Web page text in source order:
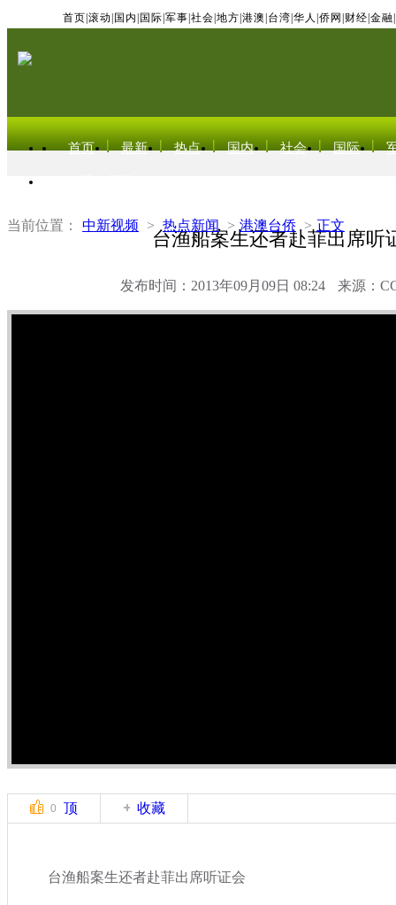
首页 滚动 国内 国际 军事 社会 地方 港澳 台湾 华人 侨网 财经 金融
首页 最新 热点 国内 社会 国际
当前位置： 中新视频 > 热点新闻 > 港澳台侨 > 正文
台渔船案生还者赴菲出席听
发布时间：2013年09月09日 08:24 来源：
0 顶 收藏
台渔船案生还者赴菲出席听证会